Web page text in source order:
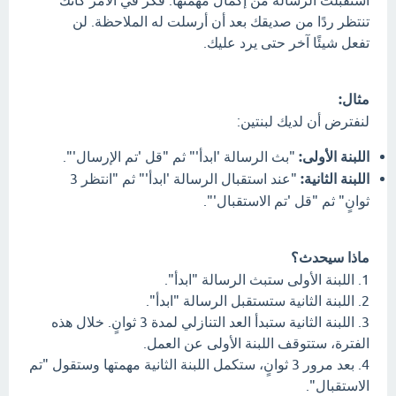
تنتظر ردًا من صديقك بعد أن أرسلت له الملاحظة. لن
تفعل شيئًا آخر حتى يرد عليك.
مثال:
لنفترض أن لديك لبنتين:
اللبنة الأولى: "بث الرسالة 'ابدأ'" ثم "قل 'تم الإرسال'".
اللبنة الثانية:
"عند استقبال الرسالة 'ابدأ'" ثم "انتظر 3
ثوانٍ" ثم "قل 'تم الاستقبال'".
ماذا سيحدث؟
1. اللبنة الأولى ستبث الرسالة "ابدأ".
2. اللبنة الثانية ستستقبل الرسالة "ابدأ".
3. اللبنة الثانية ستبدأ العد التنازلي لمدة 3 ثوانٍ. خلال هذه
الفترة، ستتوقف اللبنة الأولى عن العمل.
4. بعد مرور 3 ثوانٍ، ستكمل اللبنة الثانية مهمتها وستقول "تم
الاستقبال".